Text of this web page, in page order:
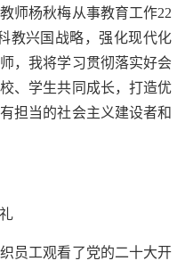
杨秋梅从事教育工作22
教兴国战略，强化现代化
，我将学习贯彻落实好会
、学生共同成长，打造优
担当的社会主义建设者和
工观看了党的二十大开